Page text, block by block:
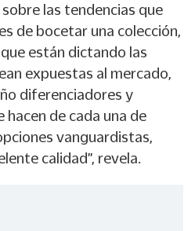
las tendencias que
de bocetar una colección,
están dictando las
expuestas al mercado,
diferenciadores y
de cada una de
vanguardistas,
calidad”, revela.